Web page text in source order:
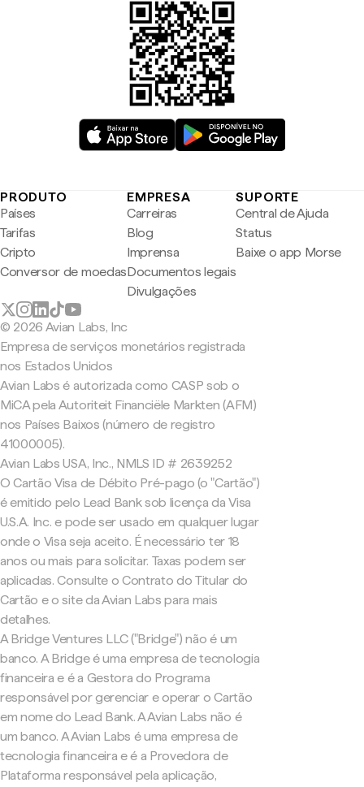
PRODUTO
Países
Tarifas
Cripto
Conversor de moedas
EMPRESA
Carreiras
Blog
Imprensa
Documentos legais
Divulgações
SUPORTE
Central de Ajuda
Status
Baixe o app Morse
© 2026 Avian Labs, Inc
Empresa de serviços monetários registrada
nos Estados Unidos
Avian Labs é autorizada como CASP sob o
MiCA pela Autoriteit Financiële Markten (AFM)
nos Países Baixos (número de registro
41000005).
Avian Labs USA, Inc., NMLS ID # 2639252
O Cartão Visa de Débito Pré-pago (o "Cartão")
é emitido pelo Lead Bank sob licença da Visa
U.S.A. Inc. e pode ser usado em qualquer lugar
onde o Visa seja aceito. É necessário ter 18
anos ou mais para solicitar. Taxas podem ser
aplicadas. Consulte o Contrato do Titular do
Cartão e o site da Avian Labs para mais
detalhes.
A Bridge Ventures LLC ("Bridge") não é um
banco. A Bridge é uma empresa de tecnologia
financeira e é a Gestora do Programa
responsável por gerenciar e operar o Cartão
em nome do Lead Bank. A Avian Labs não é
um banco. A Avian Labs é uma empresa de
tecnologia financeira e é a Provedora de
Plataforma responsável pela aplicação,